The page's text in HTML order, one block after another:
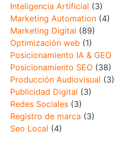
Inteligencia Artificial (3)
Marketing Automation (4)
Marketing Digital (89)
Optimización web (1)
Posicionamiento IA & GEO
Posicionamiento SEO (38)
Producción Audiovisual (3)
Publicidad Digital (3)
Redes Sociales (3)
Registro de marca (3)
Seo Local (4)